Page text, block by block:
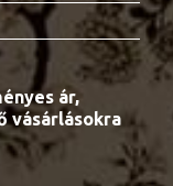
ár,
vásárlásokra